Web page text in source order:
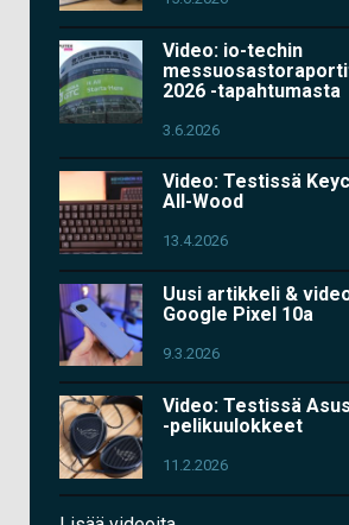
Video: io-techin
2026 -tapahtumasta
3.6.2026
Video: Testissä
All-Wood
13.4.2026
Uusi artikkeli &
Google Pixel 10a
9.3.2026
Video: Testissä
-pelikuulokkeet
11.2.2026